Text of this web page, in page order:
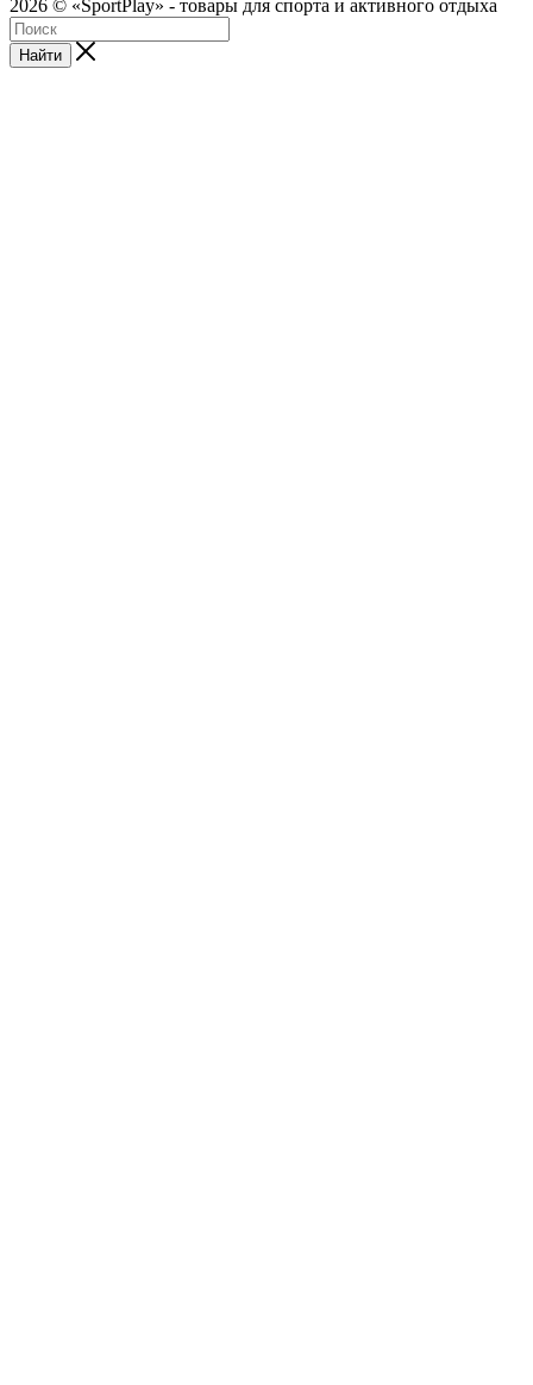
2026 © «SportPlay» - товары для спорта и активного отдыха
Найти